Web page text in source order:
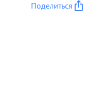
Поделиться